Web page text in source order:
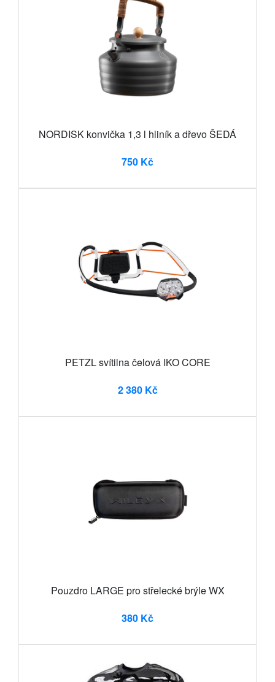
NORDISK konvička 1,3 l hliník a dřevo ŠEDÁ
750 Kč
PETZL svítilna čelová IKO CORE
2 380 Kč
Pouzdro LARGE pro střelecké brýle WX
380 Kč